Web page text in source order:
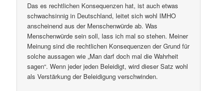
Das es rechtlichen Konsequenzen hat, ist auch etwas
schwachsinnig in Deutschland, leitet sich wohl IMHO
anscheinend aus der Menschenwürde ab. Was
Menschenwürde sein soll, lass ich mal so stehen. Meiner
Meinung sind die rechtlichen Konsequenzen der Grund für
solche aussagen wie „Man darf doch mal die Wahrheit
sagen“. Wenn jeder jeden Beleidigt, wird dieser Satz wohl
als Verstärkung der Beleidigung verschwinden.